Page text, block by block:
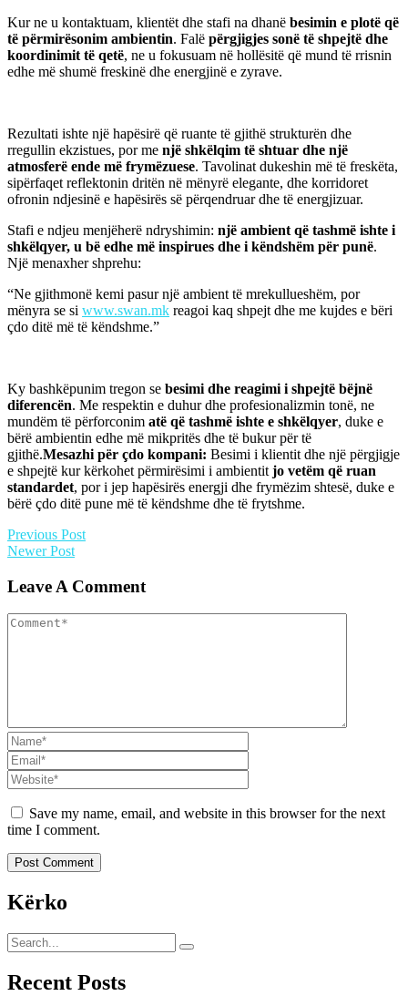
Kur ne u kontaktuam, klientët dhe stafi na dhanë besimin e plotë që
të përmirësonim ambientin. Falë përgjigjes sonë të shpejtë dhe
koordinimit të qetë, ne u fokusuam në hollësitë që mund të rrisnin
edhe më shumë freskinë dhe energjinë e zyrave.
Rezultati ishte një hapësirë që ruante të gjithë strukturën dhe
rregullin ekzistues, por me një shkëlqim të shtuar dhe një
atmosferë ende më frymëzuese. Tavolinat dukeshin më të freskëta,
sipërfaqet reflektonin dritën në mënyrë elegante, dhe korridoret
ofronin ndjesinë e hapësirës së përqendruar dhe të energjizuar.
Stafi e ndjeu menjëherë ndryshimin: një ambient që tashmë ishte i
shkëlqyer, u bë edhe më inspirues dhe i këndshëm për punë.
Një menaxher shprehu:
“Ne gjithmonë kemi pasur një ambient të mrekullueshëm, por
mënyra se si www.swan.mk reagoi kaq shpejt dhe me kujdes e bëri
çdo ditë më të këndshme.”
Ky bashkëpunim tregon se besimi dhe reagimi i shpejtë bëjnë
diferencën. Me respektin e duhur dhe profesionalizmin tonë, ne
mundëm të përforconim atë që tashmë ishte e shkëlqyer, duke e
bërë ambientin edhe më mikpritës dhe të bukur për të
gjithë.Mesazhi për çdo kompani: Besimi i klientit dhe një përgjigje
e shpejtë kur kërkohet përmirësimi i ambientit jo vetëm që ruan
standardet, por i jep hapësirës energji dhe frymëzim shtesë, duke e
bërë çdo ditë pune më të këndshme dhe të frytshme.
Previous Post
Newer Post
Leave A Comment
Save my name, email, and website in this browser for the next
time I comment.
Kërko
Recent Posts